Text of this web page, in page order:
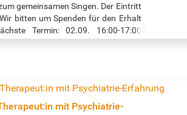
gemeinsamen Singen. Der Eintritt
bitten um Spenden für den Erhalt
Termin: 02.09. 16:00-17:00
mit Psychiatrie-